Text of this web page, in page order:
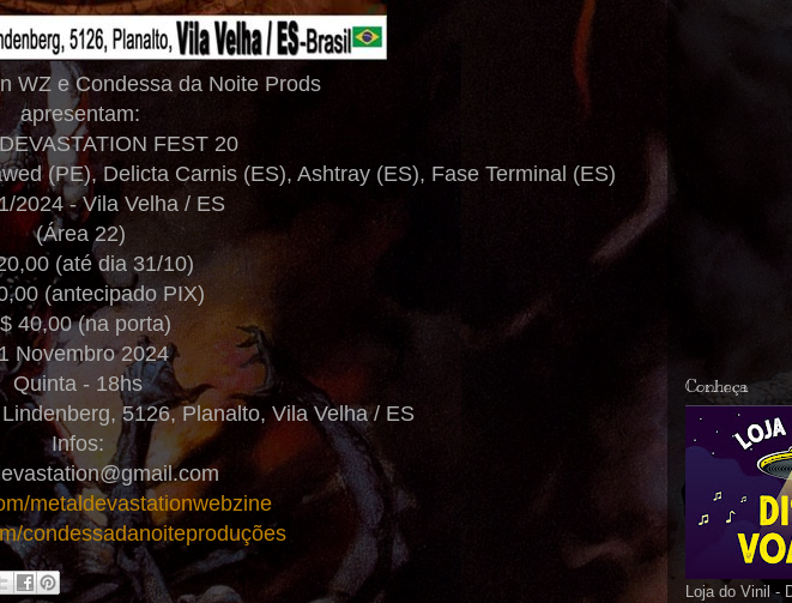
WZ e Condessa da Noite Prods
apresentam:
FEST 20
(PE), Delicta Carnis (ES), Ashtray (ES), Fase Terminal (ES)
2024 - Vila Velha / ES
(Área 22)
(até dia 31/10)
(antecipado PIX)
40,00 (na porta)
Novembro 2024
Quinta - 18hs
5126, Planalto, Vila Velha / ES
Infos:
metaldevastationwebzine
condessadanoiteproduções
Conheça
Loja do Vinil -